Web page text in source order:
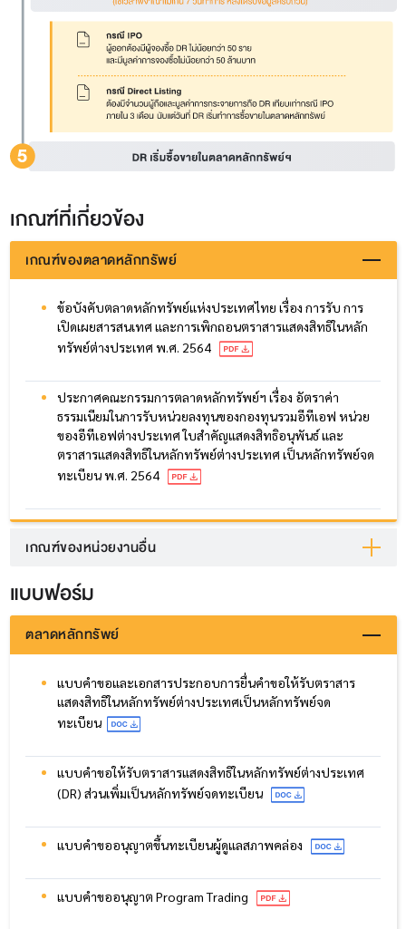
เกณฑ์ที่เกี่ยวข้อง
เกณฑ์ของตลาดหลักทรัพย์
ข้อบังคับตลาดหลักทรัพย์แห่งประเทศไทย เรื่อง การรับ การ
เปิดเผยสารสนเทศ และการเพิกถอนตราสารแสดงสิทธิในหลัก
ทรัพย์ต่างประเทศ พ.ศ. 2564
ประกาศคณะกรรมการตลาดหลักทรัพย์ฯ เรื่อง อัตราค่า
ธรรมเนียมในการรับหน่วยลงทุนของกองทุนรวมอีทีเอฟ หน่วย
ของอีทีเอฟต่างประเทศ ใบสำคัญแสดงสิทธิอนุพันธ์ และ
ตราสารแสดงสิทธิในหลักทรัพย์ต่างประเทศ เป็นหลักทรัพย์จด
ทะเบียน พ.ศ. 2564
เกณฑ์ของหน่วยงานอื่น
แบบฟอร์ม
ตลาดหลักทรัพย์
แบบคำขอและเอกสารประกอบการยื่นคำขอให้รับตราสาร
แสดงสิทธิในหลักทรัพย์ต่างประเทศเป็นหลักทรัพย์จด
ทะเบียน
แบบคำขอให้รับตราสารแสดงสิทธิในหลักทรัพย์ต่างประเทศ
(DR) ส่วนเพิ่มเป็นหลักทรัพย์จดทะเบียน
แบบคำขออนุญาตขึ้นทะเบียนผู้ดูแลสภาพคล่อง
แบบคำขออนุญาต Program Trading